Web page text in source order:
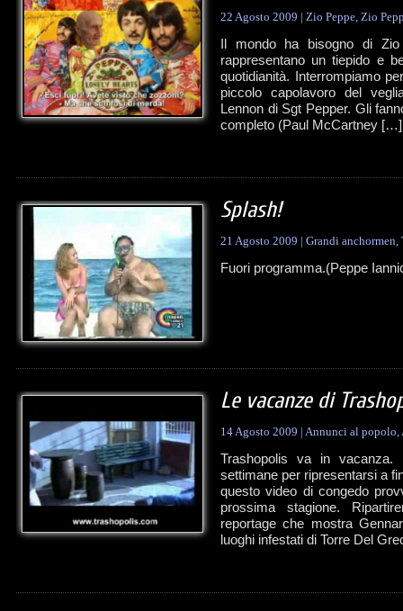
22 Agosto 2009 | Zio Peppe, Zio
Il mondo ha bisogno di
rappresentano un tiepido e
quotidianità. Interrompiamo
piccolo capolavoro del
Lennon di Sgt Pepper. Gli
completo (Paul McCartney […]
Splash!
21 Agosto 2009 | Grandi anchormen,
Fuori programma.(Peppe
Le vacanze di
14 Agosto 2009 | Annunci al popolo,
Trashopolis va in
settimane per ripresentarsi a
questo video di congedo
prossima stagione.
reportage che mostra
luoghi infestati di Torre Del